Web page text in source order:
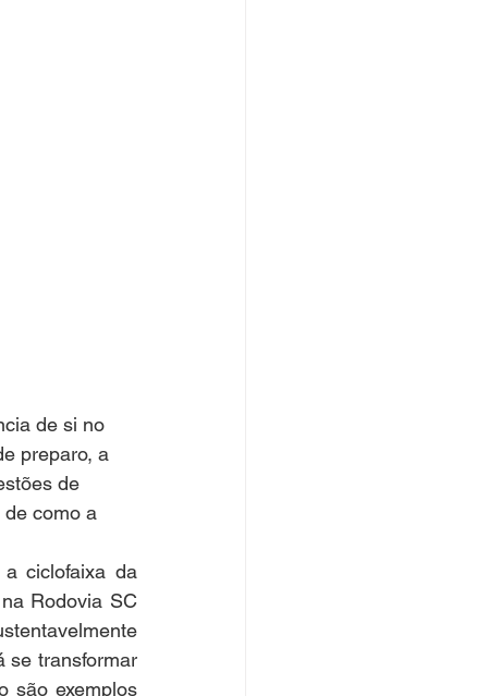
de si no
preparo, a
de
como a
ciclofaixa da
Rodovia SC
se transformar
são exemplos